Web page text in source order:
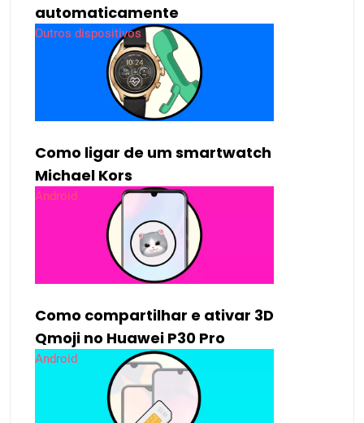
automaticamente
Outros dispositivos
Como ligar de um smartwatch
Michael Kors
Android
Como compartilhar e ativar 3D
Qmoji no Huawei P30 Pro
Android